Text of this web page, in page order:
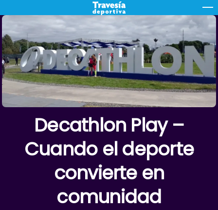
to
content
Decathlon Play –
Cuando el deporte
convierte en
comunidad